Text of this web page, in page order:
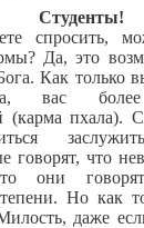
Студенты!
Да, это
Как только
вас
(карма пхала).
говорят, что
они
Но как
даже